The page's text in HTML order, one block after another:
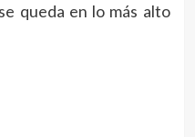
queda en lo más alto